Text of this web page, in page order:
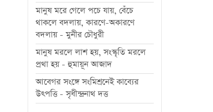
মানুষ মরে গেলে পচে যায়, বেঁচে
থাকলে বদলায়, কারণে-অকারণে
বদলায় - মুনীর চৌধুরী
মানুষ মরলে লাশ হয়, সংস্কৃতি মরলে
প্রথা হয় - হুমায়ূন আজাদ
আবেগর সংঙ্গে সংমিশ্রনেই কাব্যের
উৎপত্তি - সৃধীন্দ্রনাথ দত্ত